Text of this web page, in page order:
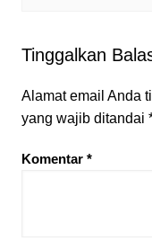
Tinggalkan
Alamat email Anda
yang wajib ditandai
Komentar *